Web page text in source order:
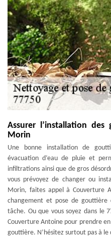
Assurer l’installation
Morin
Une bonne installation de
évacuation d’eau de pluie et
infiltrations ainsi que de gros
vous prévoyez de changer ou
Morin, faites appel à Couverture
changement et pose de
tâche. Ou que vous soyez dans le
Couverture Antoine pour prendre
gouttière. N’hésitez surtout pas à